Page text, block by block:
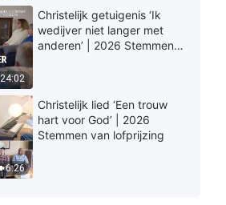
Christelijke film ‘Kind, kom terug
naar huis’ (Nederlandse
ondertiteling)
24:02
Christelijk getuigenis ‘Ik
wedijver niet langer met
anderen’ | 2026 Stemmen
6:26
Christelijk lied ‘Een trouw
hart voor God’ | 2026
Stemmen van lofprijzing